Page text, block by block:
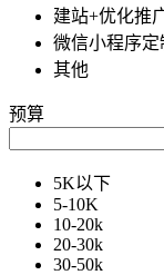
建站+优化推
微信小程序定
其他
预算
5K以下
5-10K
10-20k
20-30k
30-50k